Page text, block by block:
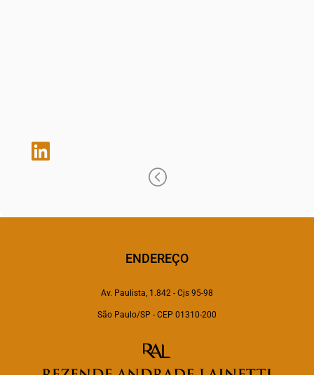

<
ENDEREÇO
Av. Paulista, 1.842 - Cjs 95-98
São Paulo/SP - CEP 01310-200